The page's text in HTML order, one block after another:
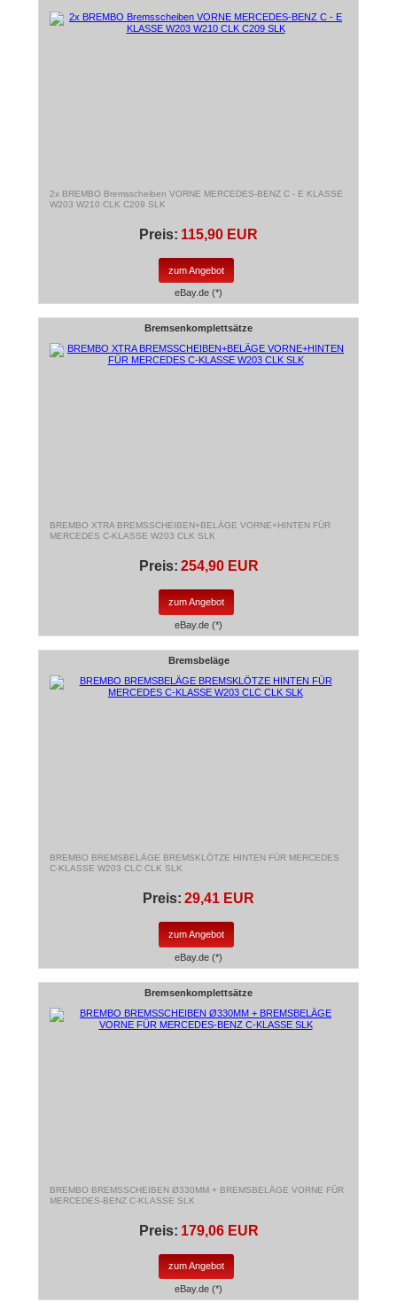
2x BREMBO Bremsscheiben VORNE MERCEDES-BENZ C - E KLASSE
W203 W210 CLK C209 SLK
Preis: 115,90 EUR
zum Angebot
eBay.de (*)
Bremsenkomplettsätze
BREMBO XTRA BREMSSCHEIBEN+BELÄGE VORNE+HINTEN FÜR
MERCEDES C-KLASSE W203 CLK SLK
Preis: 254,90 EUR
zum Angebot
eBay.de (*)
Bremsbeläge
BREMBO BREMSBELÄGE BREMSKLÖTZE HINTEN FÜR MERCEDES
C-KLASSE W203 CLC CLK SLK
Preis: 29,41 EUR
zum Angebot
eBay.de (*)
Bremsenkomplettsätze
BREMBO BREMSSCHEIBEN Ø330MM + BREMSBELÄGE VORNE FÜR
MERCEDES-BENZ C-KLASSE SLK
Preis: 179,06 EUR
zum Angebot
eBay.de (*)